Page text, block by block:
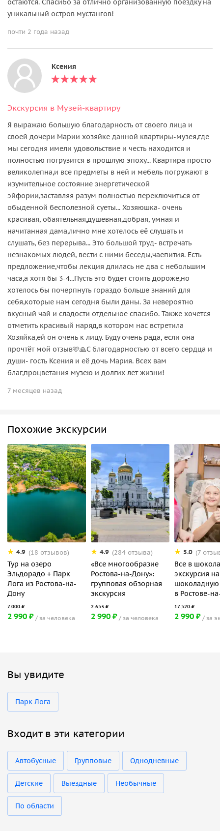
уникальный остров мустангов!
почти 2 года назад
Ксения
Экскурсия в Музей-квартиру
Я выражаю большую благодарность от своего лица и
своей дочери Марии хозяйке данной квартиры-музея,где
мы сегодня имели удовольствие и честь находится и
полностью погрузится в прошлую эпоху... Квартира просто
великолепна,и все предметы в ней и мебель погружают в
изумительное состояние энергетической
эйфории,заставляя разум полностью переключиться от
обыденной бесполезной суеты... Хозяюшка- очень
красивая, обаятельная,душевная,добрая, умная и
начитанная дама,лично мне хотелось её слушать и
слушать, без перерыва... Это большой труд- встречать
незнакомых людей, вести с ними беседы,чаепития. Есть
предложение,чтобы лекция длилась не два с небольшим
часа,а хотя бы 3-4...Пусть это будет стоить дороже,но
хотелось бы почерпнуть гораздо больше знаний для
себя,которые нам сегодня были даны. За невероятно
вкусный чай и сладости отдельное спасибо. Также хочется
отметить красивый наряд,в котором нас встретила
Хозяйка,ей он очень к лицу. Буду очень рада, если она
прочтёт мой отзыв🩷🙏С благодарностью от всего сердца и
души- гость Ксения и её дочь Мария. Всех вам
благ,процветания музею и долгих лет жизни!
7 месяцев назад
Похожие экскурсии
4.9 (18 отзывов)
Тур на озеро
Эльдорадо + Парк
Лога из Ростова-на-
Дону
2 990 ₽ за человека
4.9 (284 отзыва)
«Все многообразие
Ростова-на-Дону»:
групповая обзорная
экскурсия
2 990 ₽ за человека
5.0 (7
Все в
экскурсия на
в Ростове-
2 990 ₽ за
Вы увидите
Парк Лога
Входит в эти категории
Автобусные Групповые Однодневные
Детские Выездные Необычные
По области